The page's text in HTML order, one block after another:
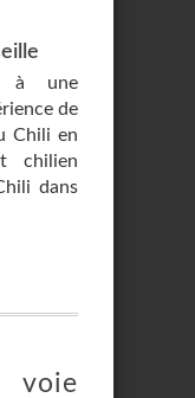
à une
de
Chili en
chilien
dans
voie